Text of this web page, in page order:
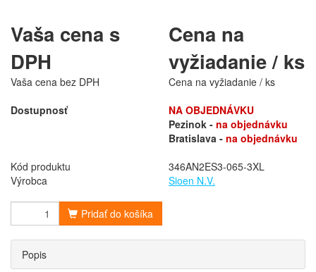
Vaša cena s
DPH
Cena na
vyžiadanie / ks
Vaša cena bez DPH
Cena na vyžiadanie / ks
Dostupnosť
NA OBJEDNÁVKU
Pezinok - na objednávku
Bratislava - na objednávku
Kód produktu
346AN2ES3-065-3XL
Výrobca
Sioen N.V.
Pridať do košíka
Popis